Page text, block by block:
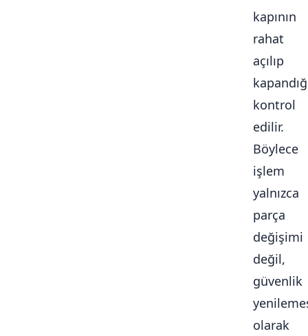
kapının
rahat
açılıp
kontrol
edilir.
Böylece
işlem
yalnızca
parça
değişimi
değil,
güvenlik
olarak